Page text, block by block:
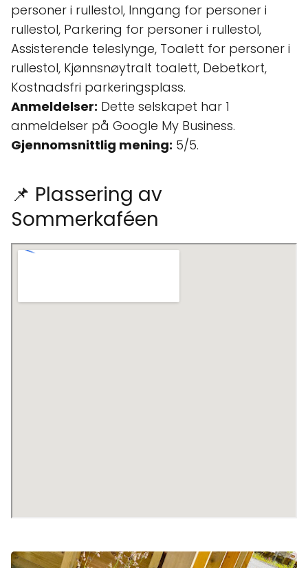
personer i rullestol, Inngang for personer i
rullestol, Parkering for personer i rullestol,
Assisterende teleslynge, Toalett for personer i
rullestol, Kjønnsnøytralt toalett, Debetkort,
Kostnadsfri parkeringsplass.
Anmeldelser: Dette selskapet har 1
anmeldelser på Google My Business.
Gjennomsnittlig mening: 5/5.
📌 Plassering av
Sommerkaféen